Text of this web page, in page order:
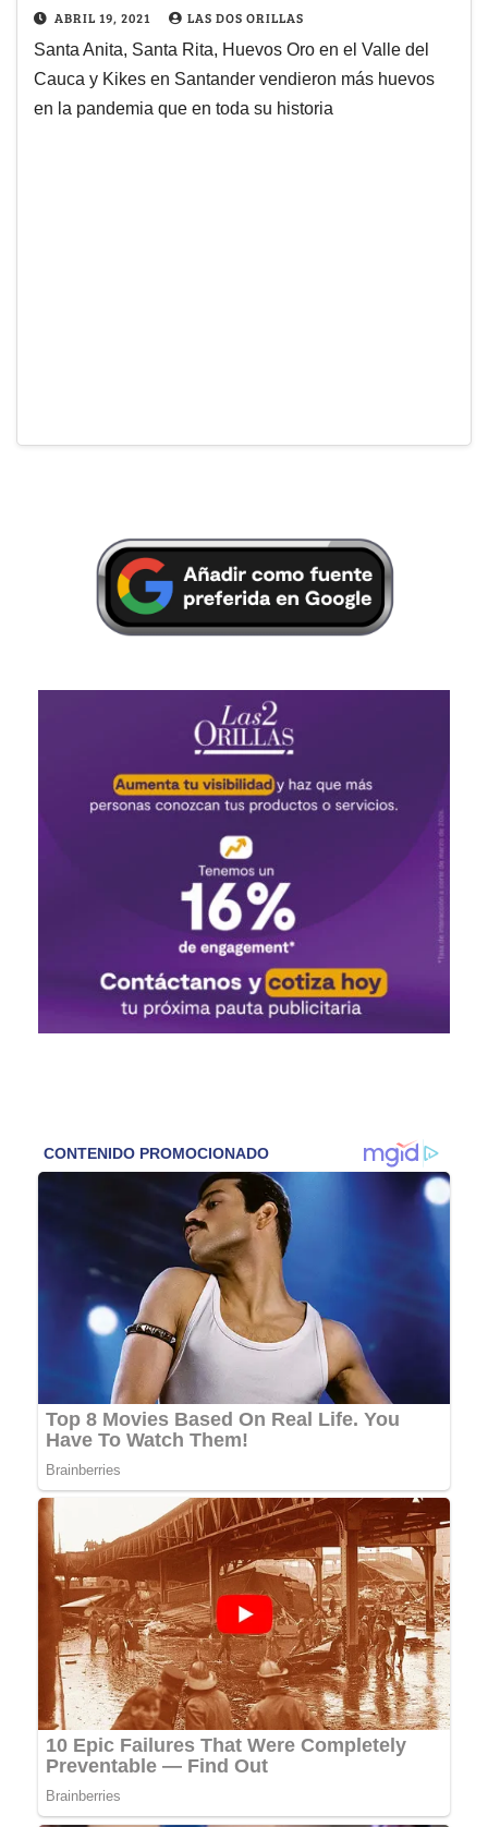
ABRIL 19, 2021 LAS DOS ORILLAS
Santa Anita, Santa Rita, Huevos Oro en el Valle del
Cauca y Kikes en Santander vendieron más huevos
en la pandemia que en toda su historia